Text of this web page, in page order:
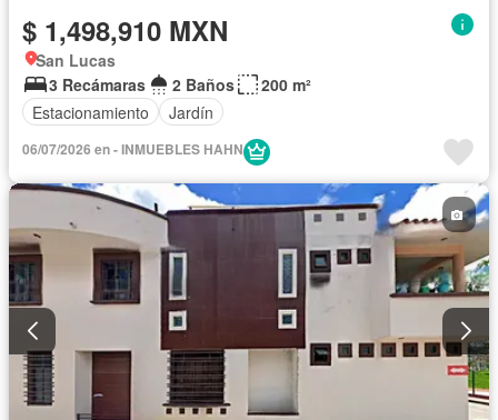
$ 1,498,910 MXN
San Lucas
3 Recámaras
2 Baños
200 m²
Estacionamiento
Jardín
06/07/2026 en - INMUEBLES HAHN